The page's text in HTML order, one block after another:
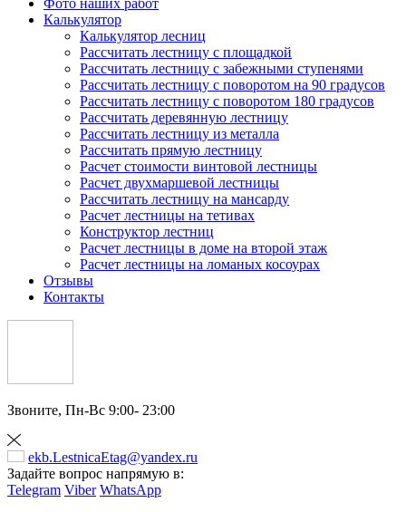
Фото наших работ
Калькулятор
Калькулятор лесниц
Рассчитать лестницу с площадкой
Рассчитать лестницу с забежными ступенями
Рассчитать лестницу с поворотом на 90 градусов
Рассчитать лестницу с поворотом 180 градусов
Рассчитать деревянную лестницу
Рассчитать лестницу из металла
Рассчитать прямую лестницу
Расчет стоимости винтовой лестницы
Расчет двухмаршевой лестницы
Рассчитать лестницу на мансарду
Расчет лестницы на тетивах
Конструктор лестниц
Расчет лестницы в доме на второй этаж
Расчет лестницы на ломаных косоурах
Отзывы
Контакты
Звоните, Пн-Вс 9:00- 23:00
ekb.LestnicaEtag@yandex.ru
Задайте вопрос напрямую в:
Telegram Viber WhatsApp